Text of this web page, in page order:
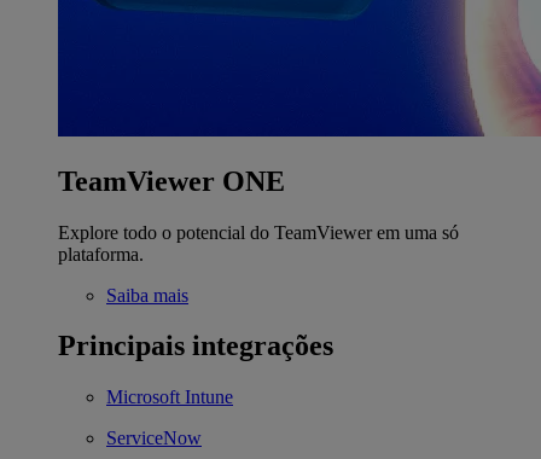
TeamViewer ONE
Explore todo o potencial do TeamViewer em uma só
plataforma.
Saiba mais
Principais integrações
Microsoft Intune
ServiceNow